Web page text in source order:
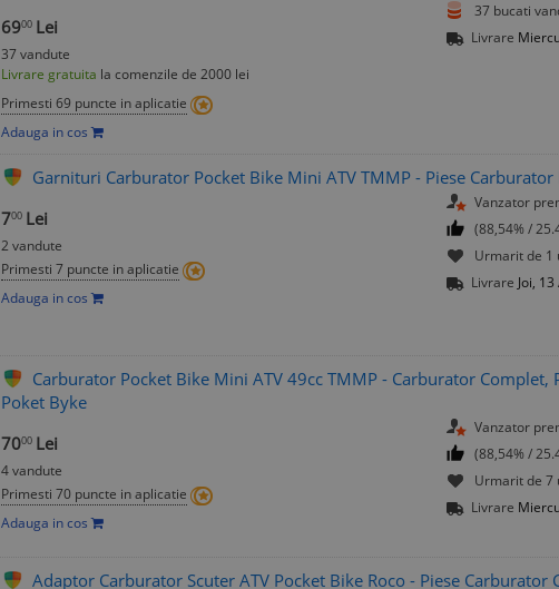
6900 Lei
37 vandute
Livrare gratuita la comenzile de 2000 lei
Primesti 69 puncte in aplicatie
Adauga in cos
37 bucati
Livrare
Garnituri Carburator Pocket Bike Mini ATV TMMP - Piese Carburator
700 Lei
2 vandute
Primesti 7 puncte in aplicatie
Adauga in cos
Vanzator
(88,54% /
Urmarit de 1
Livrare Joi, 13
Carburator Pocket Bike Mini ATV 49cc TMMP - Carburator Complet,
Poket Byke
7000 Lei
4 vandute
Primesti 70 puncte in aplicatie
Adauga in cos
Vanzator
(88,54% /
Urmarit de 7
Livrare
Adaptor Carburator Scuter ATV Pocket Bike Roco - Piese Carburator